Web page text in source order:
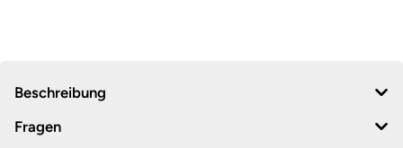
Beschreibung
Fragen